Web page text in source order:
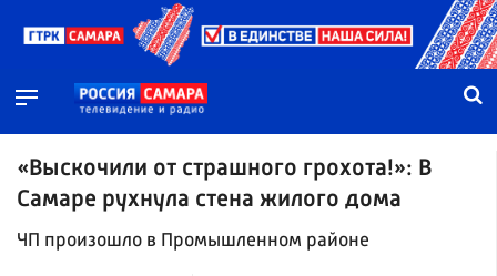
«Выскочили от страшного грохота!»: В
Самаре рухнула стена жилого дома
ЧП произошло в Промышленном районе